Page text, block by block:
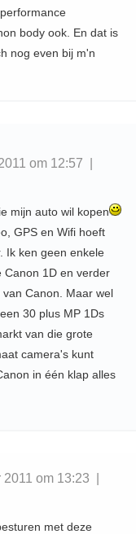
body ook. En dat is
nog even bij m'n
om 12:57 |
mijn auto wil kopen
GPS en Wifi hoeft
Ik ken geen enkele
Canon 1D en verder
Canon. Maar wel
30 plus MP 1Ds
van die grote
camera's kunt
in één klap alles
om 13:23 |
met deze